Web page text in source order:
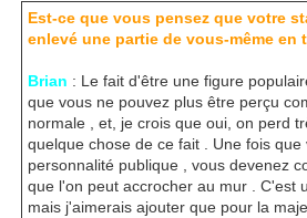
Est-ce que vous pensez que votre
enlevé une partie de vous-même en
Brian : Le fait d'être une figure
que vous ne pouvez plus être perçu
normale , et, je crois que oui, on perd
quelque chose de ce fait . Une fois
personnalité publique , vous devenez
que l'on peut accrocher au mur . C'est
mais j'aimerais ajouter que pour la